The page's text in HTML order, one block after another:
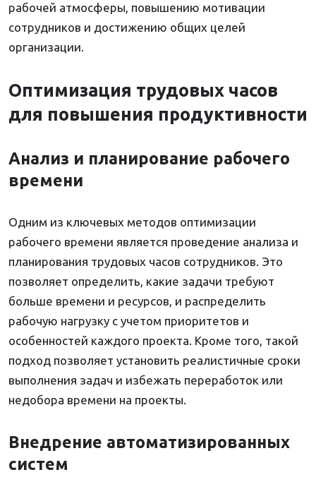
рабочей атмосферы, повышению мотивации
сотрудников и достижению общих целей
организации.
Оптимизация трудовых часов
для повышения продуктивности
Анализ и планирование рабочего
времени
Одним из ключевых методов оптимизации
рабочего времени является проведение анализа и
планирования трудовых часов сотрудников. Это
позволяет определить, какие задачи требуют
больше времени и ресурсов, и распределить
рабочую нагрузку с учетом приоритетов и
особенностей каждого проекта. Кроме того, такой
подход позволяет установить реалистичные сроки
выполнения задач и избежать переработок или
недобора времени на проекты.
Внедрение автоматизированных
систем